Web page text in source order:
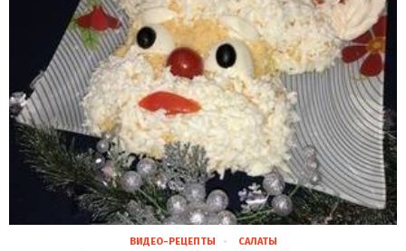
17.12.2018
ВИДЕО-РЕЦЕПТЫ САЛАТЫ